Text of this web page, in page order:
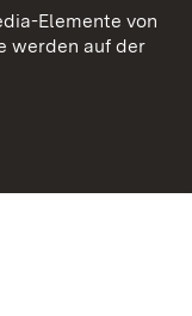
Elemente von
werden auf der